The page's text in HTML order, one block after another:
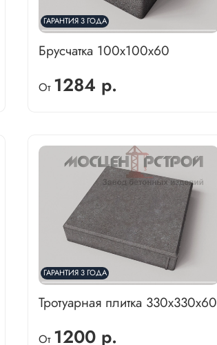
ГАРАНТИЯ 3 ГОДА
Брусчатка 100х100х60
От 1284 р.
ГАРАНТИЯ 3 ГОДА
Тротуарная плитка 330х330х60
От 1200 р.